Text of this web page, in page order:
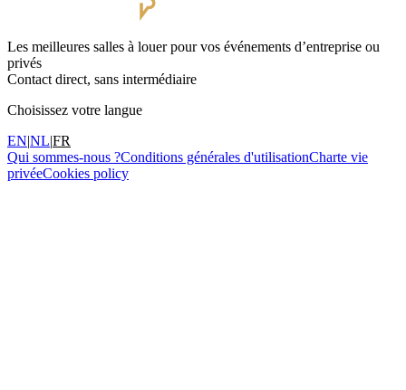
Les meilleures salles à louer pour vos événements d’entreprise ou
privés
Contact direct, sans intermédiaire
Choisissez votre langue
EN|NL|FR
Qui sommes-nous ?Conditions générales d'utilisationCharte vie
privéeCookies policy